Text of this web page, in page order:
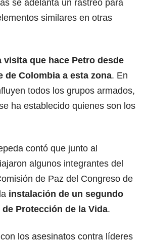
se adelanta un rastreo para
similares en otras
visita que hace Petro desde
de Colombia a esta zona. En
todos los grupos armados,
ha establecido quienes son los
contó que junto al
algunos integrantes del
de Paz del Congreso de
instalación de un segundo
Protección de la Vida.
los asesinatos contra líderes